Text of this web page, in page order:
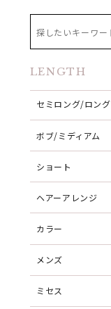
LENGTH
セミロング/ロング
ボブ/ミディアム
ショート
ヘアーアレンジ
カラー
メンズ
ミセス